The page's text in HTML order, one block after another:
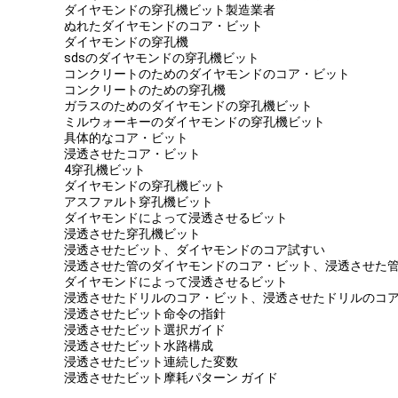
ダイヤモンドの穿孔機ビット製造業者
ぬれたダイヤモンドのコア・ビット
ダイヤモンドの穿孔機
sdsのダイヤモンドの穿孔機ビット
コンクリートのためのダイヤモンドのコア・ビット
コンクリートのための穿孔機
ガラスのためのダイヤモンドの穿孔機ビット
ミルウォーキーのダイヤモンドの穿孔機ビット
具体的なコア・ビット
浸透させたコア・ビット
4穿孔機ビット
ダイヤモンドの穿孔機ビット
アスファルト穿孔機ビット
ダイヤモンドによって浸透させるビット
浸透させた穿孔機ビット
浸透させたビット、ダイヤモンドのコア試すい
浸透させた管のダイヤモンドのコア・ビット、浸透させた管
ダイヤモンドによって浸透させるビット
浸透させたドリルのコア・ビット、浸透させたドリルのコ
浸透させたビット命令の指針
浸透させたビット選択ガイド
浸透させたビット水路構成
浸透させたビット連続した変数
浸透させたビット摩耗パターン ガイド